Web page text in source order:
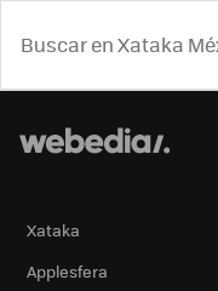
Xataka
Applesfera